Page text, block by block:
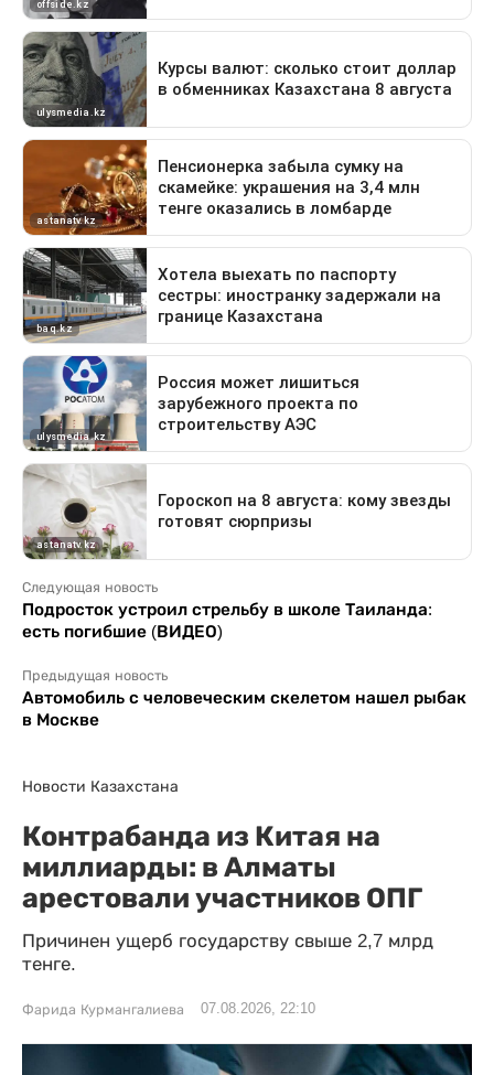
Следующая новость
Подросток устроил стрельбу в школе Таиланда:
есть погибшие (ВИДЕО)
Предыдущая новость
Автомобиль с человеческим скелетом нашел рыбак
в Москве
Новости Казахстана
Контрабанда из Китая на
миллиарды: в Алматы
арестовали участников ОПГ
Причинен ущерб государству свыше 2,7 млрд
тенге.
Фарида Курмангалиева 07.08.2026, 22:10